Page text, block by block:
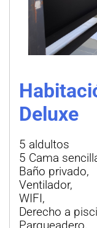
Deluxe
5 aldultos
5 Cama
Baño privado,
Ventilador,
WIFI,
Derecho a